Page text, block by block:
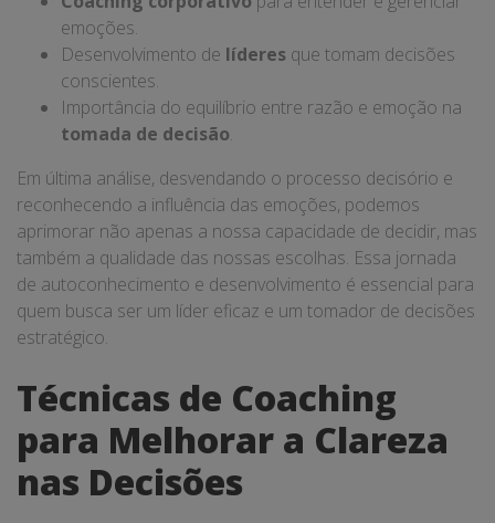
emoções.
Desenvolvimento de líderes que tomam decisões
conscientes.
Importância do equilíbrio entre razão e emoção na
tomada de decisão.
Em última análise, desvendando o processo decisório e
reconhecendo a influência das emoções, podemos
aprimorar não apenas a nossa capacidade de decidir, mas
também a qualidade das nossas escolhas. Essa jornada
de autoconhecimento e desenvolvimento é essencial para
quem busca ser um líder eficaz e um tomador de decisões
estratégico.
Técnicas de Coaching
para Melhorar a Clareza
nas Decisões